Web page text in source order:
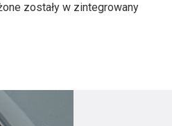
zostały w zintegrowany